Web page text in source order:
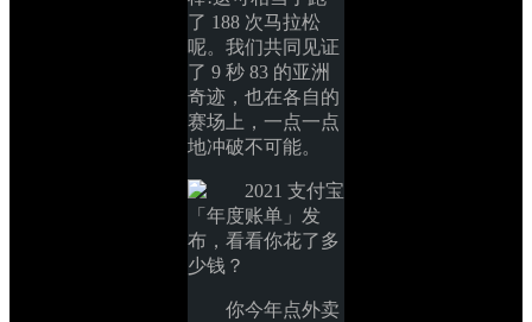
了 188 次马拉松
呢。我们共同见证
了 9 秒 83 的亚洲
奇迹，也在各自的
赛场上，一点一点
地冲破不可能。
你今年点外卖